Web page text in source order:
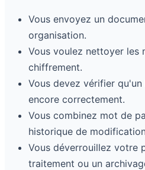
Vous envoyez un
organisation.
Vous voulez nettoyer les
chiffrement.
Vous devez vérifier
encore correctement.
Vous combinez mot de
historique de
Vous déverrouillez votre
traitement ou un